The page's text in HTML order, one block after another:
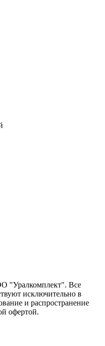
"Уралкомплект". Все
исключительно в
и распространение
офертой.